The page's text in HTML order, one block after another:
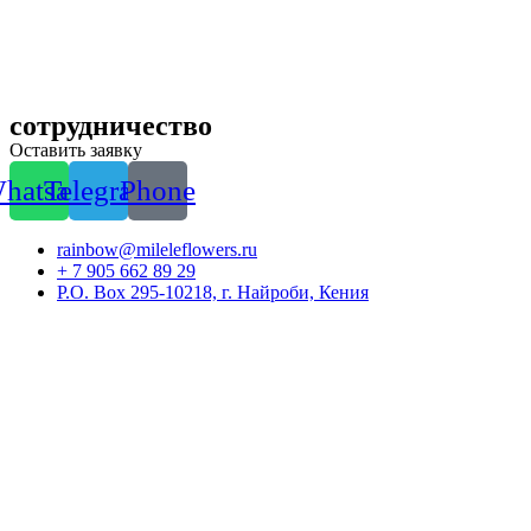
сотрудничество
Оставить заявку
TelegramPhone
rainbow@mileleflowers.ru
+ 7 905 662 89 29
P.O. Box 295-10218, г. Найроби, Кения